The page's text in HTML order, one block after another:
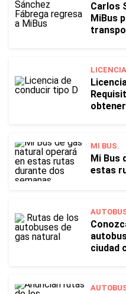
Carlos
MiBus
MI BUS.
Mi Bus
estas
ciudad